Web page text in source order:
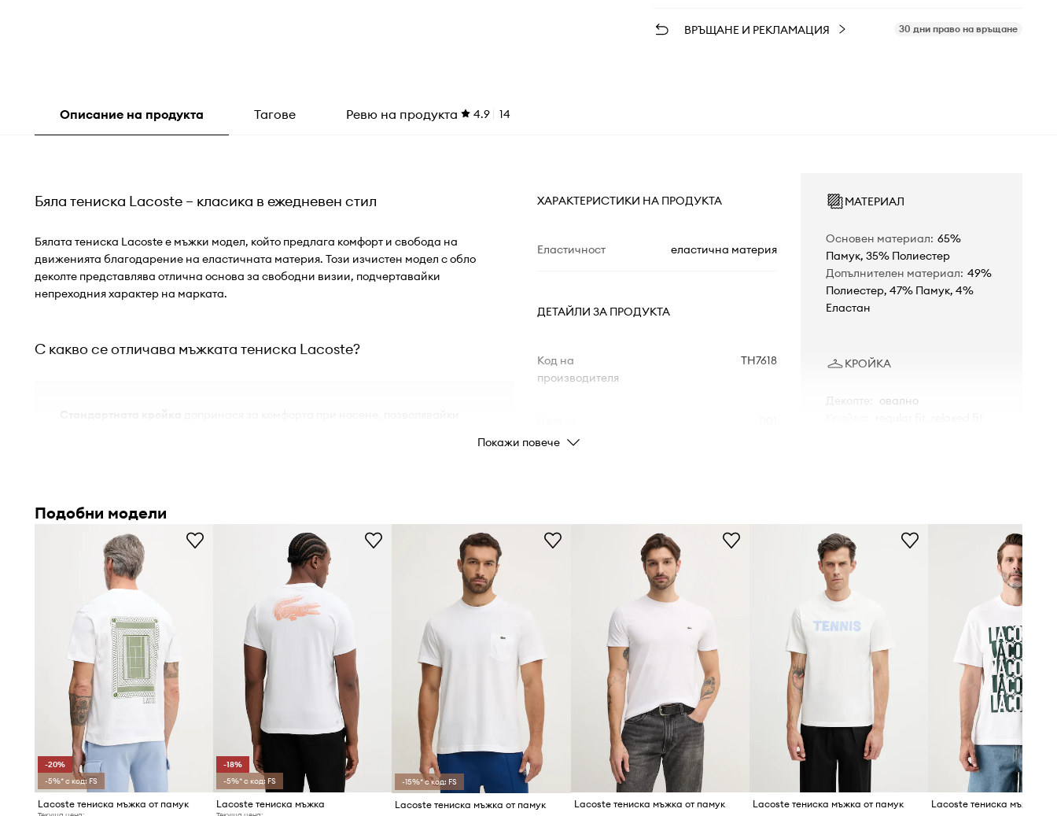
ВРЪЩАНЕ И РЕКЛАМАЦИЯ 30 дни право на връщане
Описание на продукта Тагове Ревю на продукта 4.9 14
Бяла тениска Lacoste – класика в ежедневен стил
Бялата тениска Lacoste е мъжки модел, който предлага комфорт и свобода на
движенията благодарение на еластичната материя. Този изчистен модел с обло
деколте представлява отлична основа за свободни визии, подчертавайки
непреходния характер на марката.
С какво се отличава мъжката тениска Lacoste?
Облото деколтеелегантно стои на врата, добавяйки класически
характер към всяка визия
Изчистеният десен
с фина нашивка с лого на гърдите подчертава
минималистичния, непреходен дизайн
ХАРАКТЕРИСТИКИ НА ПРОДУКТА
Еластичност еластична материя
ДЕТАЙЛИ ЗА ПРОДУКТА
Код на
производителя
TH7618
производителя
Марка
МАТЕРИАЛ
Основен материал: 65%
Памук, 35% Полиестер
Допълнителен материал: 49%
Полиестер, 47% Памук, 4%
Еластан
КРОЙКА
Деколте
овално
см и носи размер M
Таблица с размери
Покажи повече
Подобни модели
-20%
-5%* с код: FS
Lacoste тениска мъжка от памук
-18%
-5%* с код: FS
Lacoste тениска мъжка
-15%* с код: FS
Lacoste тениска мъжка от памук Lacoste тениска мъжка от памук Lacoste тениска мъжка от памук Lacoste тениска мъжка от